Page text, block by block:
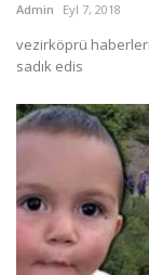
Admin Eyl 7, 2018
vezirköprü
sadık edis